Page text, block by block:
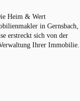
Heim & Wert
in Gernsbach,
erstreckt sich von der
Ihrer Immobilie.